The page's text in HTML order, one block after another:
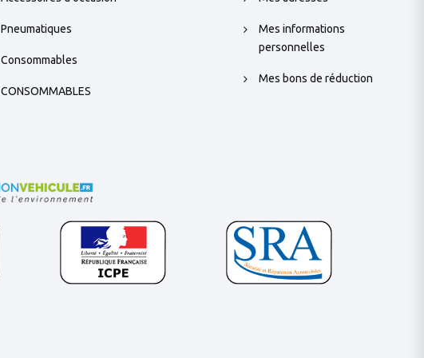
Pneumatiques
Consommables
CONSOMMABLES
Mes informations
personnelles
Mes bons de réduction